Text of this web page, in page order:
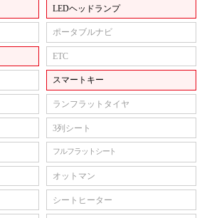
LEDヘッドランプ
ポータブルナビ
ETC
スマートキー
ランフラットタイヤ
3列シート
フルフラットシート
オットマン
シートヒーター